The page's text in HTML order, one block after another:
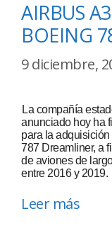
AIRBUS
BOEING
9 diciembre,
La compañía
anunciado hoy ha
para la
787 Dreamliner, a
de aviones de
entre 2016 y 2019.
Leer más